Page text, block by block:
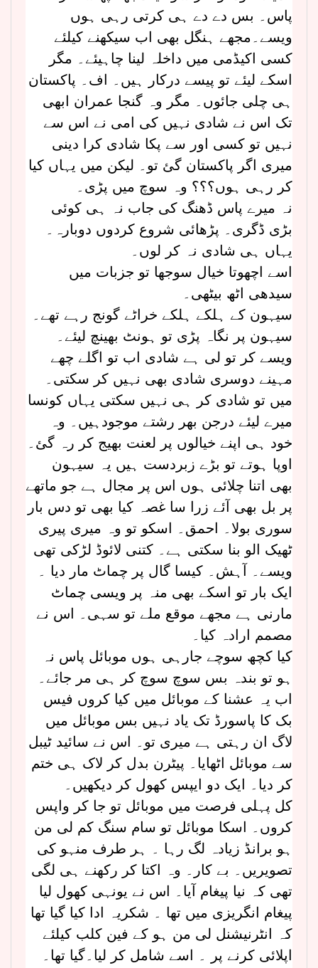
پاس۔ بس دے دے ہی کرتی رہی ہوں
ویسے۔مجھے ہنگل بھی اب سیکھنے کیلئے
کسی اکیڈمی میں داخلہ لینا چاہیئے۔ مگر
اسکے لیئے تو پیسے درکار ہیں۔ اف۔ پاکستان
ہی چلی جائوں۔ مگر وہ گنجا عمران ابھی
تک اس نے شادی نہیں کی امی نے اس سے
نہیں تو کسی اور سے پکا شادی کرا دینی
میری اگر پاکستان گئ تو۔ لیکن میں یہاں کیا
کر رہی ہوں؟؟؟ وہ سوچ میں پڑی۔
نہ میرے پاس ڈھنگ کی جاب نہ ہی کوئی
بڑی ڈگری۔ پڑھائی شروع کردوں دوبارہ۔
یہاں ہی شادی نہ کر لوں۔
اسے اچھوتا خیال سوجھا تو جزبات میں
سیدھی اٹھ بیٹھی۔
سیہون کے ہلکے ہلکے خراٹے گونج رہے تھے۔
سیہون پر نگاہ پڑی تو ہونٹ بھینچ لیئے۔
ویسے کر تو لی ہے شادی اب تو اگلے چھے
مہینے دوسری شادی بھی نہیں کر سکتی۔
میں تو شادی کر ہی نہیں سکتی یہاں کونسا
میرے لیئے درجن بھر رشتے موجودہیں۔ وہ
خود ہی اپنے خیالوں پر لعنت بھیج کر رہ گئ۔
اوپا ہوتے تو بڑے زبردست ہیں یہ سیہون
بھی اتنا چلائی ہوں اس پر مجال ہے جو ماتھے
پر بل بھی آئے زرا سا غصہ کیا بھی تو دس بار
سوری بولا۔ احمق۔ اسکو تو وہ میری پیری
ٹھیک الو بنا سکتی ہے۔ کتنی لائوڈ لڑکی تھی
ویسے۔ آہش۔ کیسا گال پر چماٹ مار دیا ۔
ایک بار تو اسکے بھی منہ پر ویسی چماٹ
مارنی ہے مجھے موقع ملے تو سہی۔ اس نے
مصمم ارادہ کیا۔
کیا کچھ سوچے جارہی ہوں موبائل پاس نہ
ہو تو بندہ بس سوچ سوچ کر ہی مر جائے۔
اب یہ عشنا کے موبائل میں کیا کروں فیس
بک کا پاسورڈ تک یاد نہیں بس موبائل میں
لاگ ان رہتی ہے میری تو۔ اس نے سائید ٹیبل
سے موبائل اٹھایا۔ پیٹرن بدل کر لاک ہی ختم
کر دیا۔ ایک دو ایپس کھول کر دیکھیں۔
کل پہلی فرصت میں موبائل تو جا کر واپس
کروں۔ اسکا موبائل تو سام سنگ کم لی من
ہو برانڈ زیادہ لگ رہا ۔ ہر طرف منہو کی
تصویریں۔ بے کار۔ وہ اکتا کر رکھنے ہی لگی
تھی کہ نیا پیغام آیا۔ اس نے یونہی کھول لیا
پیغام انگریزی میں تھا ۔ شکریہ ادا کیا گیا تھا
کہ انٹرنیشنل لی من ہو کے فین کلب کیلئے
اپلائی کرنے پر ۔ اسے شامل کر لیا۔گیا تھا۔